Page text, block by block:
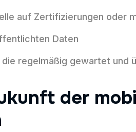
auf Zertifizierungen oder
Daten
die regelmäßig gewartet und
der